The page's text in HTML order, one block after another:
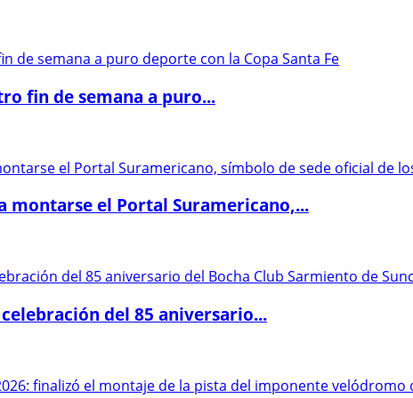
fin de semana a puro...
montarse el Portal Suramericano,...
del 85 aniversario...